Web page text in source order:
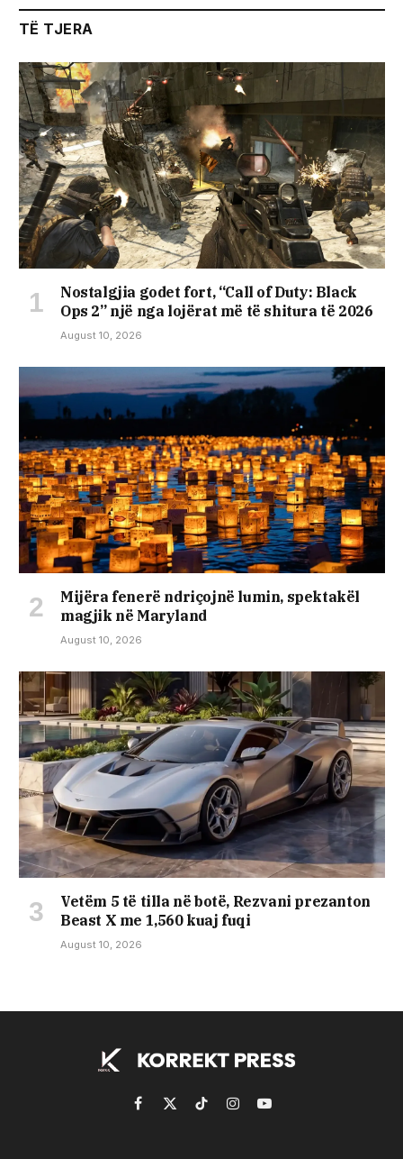
TË TJERA
Nostalgjia godet fort, “Call of Duty: Black
Ops 2” një nga lojërat më të shitura të 2026
August 10, 2026
Mijëra fenerë ndriçojnë lumin, spektakël
magjik në Maryland
August 10, 2026
Vetëm 5 të tilla në botë, Rezvani prezanton
Beast X me 1,560 kuaj fuqi
August 10, 2026
Facebook
X
TikTokInstagramYouTube